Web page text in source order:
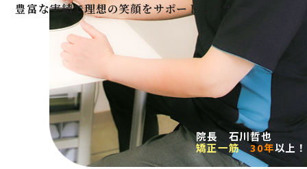
Q＆A
アクセス
お問い合わせ
豊富な実績で理想の笑顔をサポートします
院長 石川哲也
矯正一筋
30年以上！